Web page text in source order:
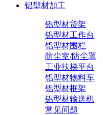
铝型材加工
铝型材货架
铝型材工作台
铝型材围栏
防尘室/防尘罩
工业扶梯平台
铝型材物料车
铝型材框架
铝型材输送机
常见问题